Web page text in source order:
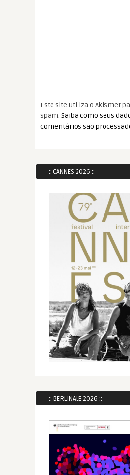
Este site utiliza o Akismet
spam. Saiba como seus
comentários são
:: CANNES 2026 ::
:: BERLINALE 2026 ::